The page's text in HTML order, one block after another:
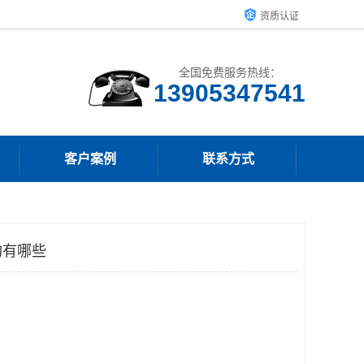
资质认证
全国免费服务热线：
13905347541
客户案例 联系方式
哪些